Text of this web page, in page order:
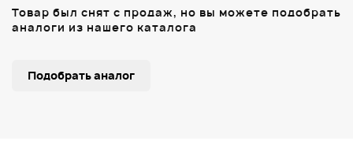
Товар был снят с продаж, но вы можете подобрать
аналоги из нашего каталога
Подобрать аналог